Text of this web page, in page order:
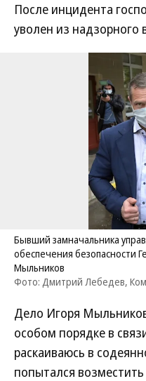
После инцидента
уволен из надзорного
Бывший замначальника
обеспечения безопасности
Мыльников
Фото: Дмитрий Лебедев,
Дело Игоря
особом порядке в
раскаиваюсь в
попытался